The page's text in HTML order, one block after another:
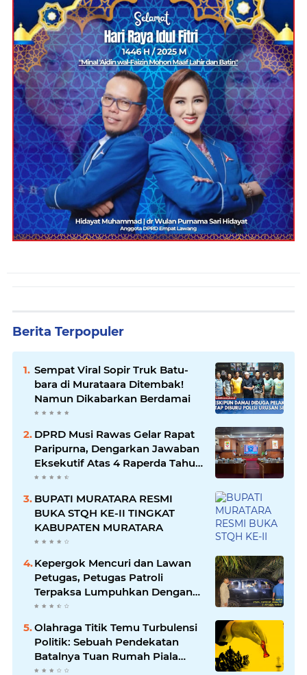
Berita Terpopuler
Sempat Viral Sopir Truk Batu-
bara di Murataara Ditembak!
Namun Dikabarkan Berdamai
DPRD Musi Rawas Gelar Rapat
Paripurna, Dengarkan Jawaban
Eksekutif Atas 4 Raperda Tahun
2026
BUPATI MURATARA RESMI
BUKA STQH KE-II TINGKAT
KABUPATEN MURATARA
Kepergok Mencuri dan Lawan
Petugas, Petugas Patroli
Terpaksa Lumpuhkan Dengan
Peluru Karet
Olahraga Titik Temu Turbulensi
Politik: Sebuah Pendekatan
Batalnya Tuan Rumah Piala
Dunia U-20